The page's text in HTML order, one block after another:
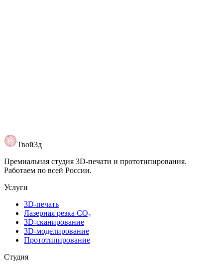
Твой3д
Премиальная студия 3D-печати и прототипирования.
Работаем по всей России.
Услуги
3D-печать
Лазерная резка CO₂
3D-сканирование
3D-моделирование
Прототипирование
Студия